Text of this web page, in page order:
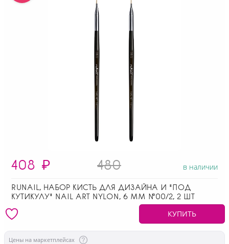
408 ₽ 480 в наличии
RUNAIL, НАБОР КИСТЬ ДЛЯ ДИЗАЙНА И "ПОД
КУТИКУЛУ" NAIL ART NYLON, 6 ММ №00/2, 2 ШТ
КУПИТЬ
Цены на маркетплейсах